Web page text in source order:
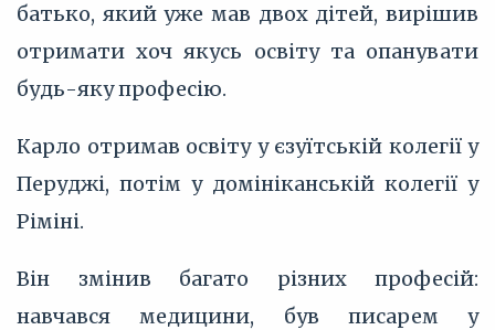
батько, який уже мав двох дітей, вирішив
отримати хоч якусь освіту та опанувати
будь-яку професію.
Карло отримав освіту у єзуїтській колегії у
Перуджі, потім у домініканській колегії у
Ріміні.
Він змінив багато різних професій:
навчався медицини, був писарем у